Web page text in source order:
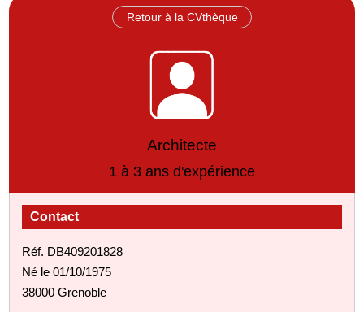
Retour à la CVthèque
Architecte
1 à 3 ans d'expérience
Contact
Réf. DB409201828
Né le 01/10/1975
38000 Grenoble